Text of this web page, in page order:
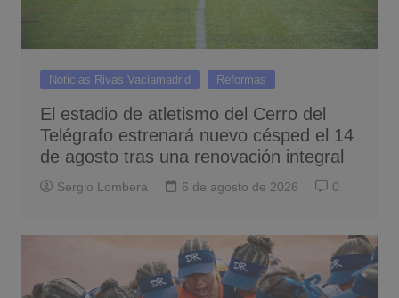
Noticias Rivas Vaciamadrid Reformas
El estadio de atletismo del Cerro del
Telégrafo estrenará nuevo césped el 14
de agosto tras una renovación integral
Sergio Lombera 6 de agosto de 2026 0